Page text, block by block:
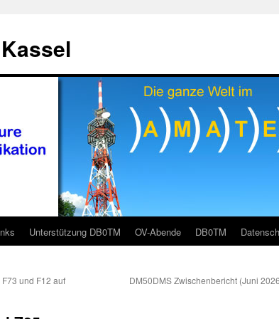
Unterstützung DB0TM OV-Abende DB0TM
und F12 auf
DM50DMS Zwischenbericht (Juni